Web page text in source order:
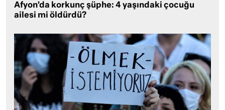
Afyon’da korkunç şüphe: 4 yaşındaki çocuğu
ailesi mi öldürdü?